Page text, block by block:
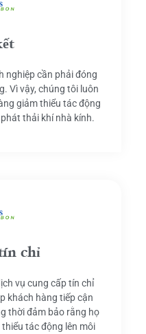
nghiệp cần phải đóng
Vì vậy, chúng tôi luôn
giảm thiểu tác động
thải khí nhà kính.
chỉ
vụ cung cấp tín chỉ
khách hàng tiếp cận
thời đảm bảo rằng họ
tác động lên môi